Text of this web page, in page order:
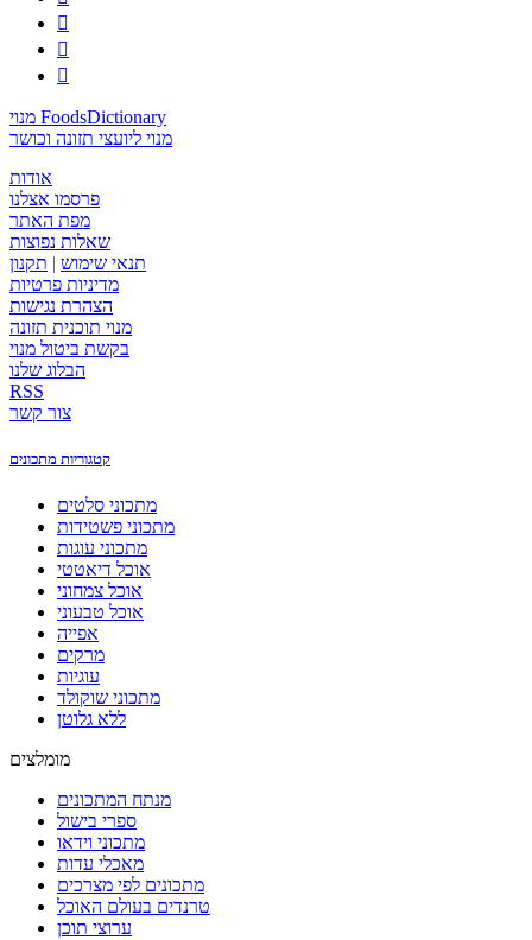



מנוי FoodsDictionary
מנוי ליועצי תזונה וכושר
אודות
פרסמו אצלנו
מפת האתר
שאלות נפוצות
תנאי שימוש | תקנון
מדיניות פרטיות
הצהרת נגישות
מנוי תוכנית תזונה
בקשת ביטול מנוי
הבלוג שלנו
RSS
צור קשר
קטגוריות מתכונים
מתכוני סלטים
מתכוני פשטידות
מתכוני עוגות
אוכל דיאטטי
אוכל צמחוני
אוכל טבעוני
אפייה
מרקים
עוגיות
מתכוני שוקולד
ללא גלוטן
מומלצים
מנתח המתכונים
ספרי בישול
מתכוני וידאו
מאכלי עדות
מתכונים לפי מצרכים
טרנדים בעולם האוכל
ערוצי תוכן